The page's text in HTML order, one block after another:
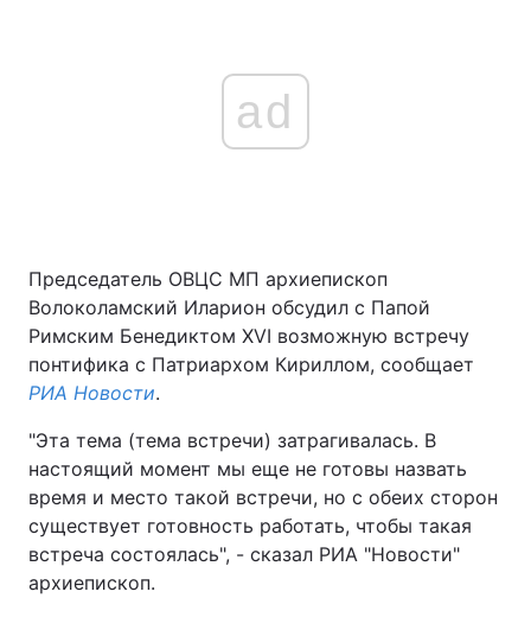
ad
Председатель ОВЦС МП архиепископ
Волоколамский Иларион обсудил с Папой
Римским Бенедиктом XVI возможную встречу
понтифика с Патриархом Кириллом, сообщает
РИА Новости.
"Эта тема (тема встречи) затрагивалась. В
настоящий момент мы еще не готовы назвать
время и место такой встречи, но с обеих сторон
существует готовность работать, чтобы такая
встреча состоялась", - сказал РИА "Новости"
архиепископ.